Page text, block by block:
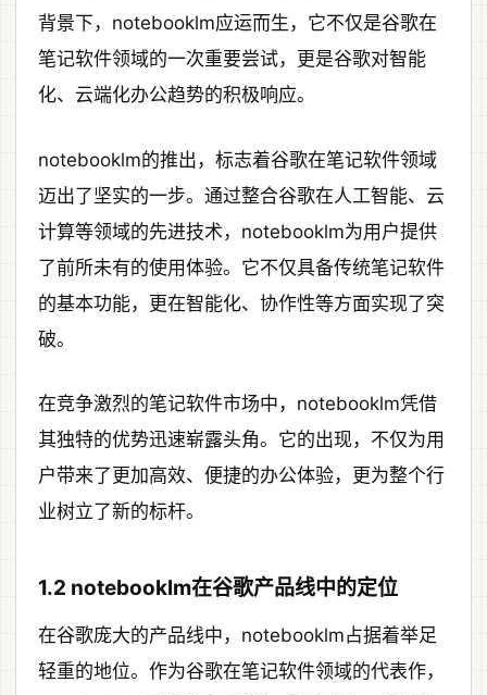
背景下，notebooklm应运而生，它不仅是谷歌在
笔记软件领域的一次重要尝试，更是谷歌对智能
化、云端化办公趋势的积极响应。
notebooklm的推出，标志着谷歌在笔记软件领域
迈出了坚实的一步。通过整合谷歌在人工智能、云
计算等领域的先进技术，notebooklm为用户提供
了前所未有的使用体验。它不仅具备传统笔记软件
的基本功能，更在智能化、协作性等方面实现了突
破。
在竞争激烈的笔记软件市场中，notebooklm凭借
其独特的优势迅速崭露头角。它的出现，不仅为用
户带来了更加高效、便捷的办公体验，更为整个行
业树立了新的标杆。
1.2 notebooklm在谷歌产品线中的定位
在谷歌庞大的产品线中，notebooklm占据着举足
轻重的地位。作为谷歌在笔记软件领域的代表作，